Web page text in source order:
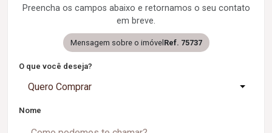
Preencha os campos abaixo e retornamos o seu contato
em breve.
Mensagem sobre o imóvel Ref. 75737
O que você deseja?
Quero Comprar
Nome